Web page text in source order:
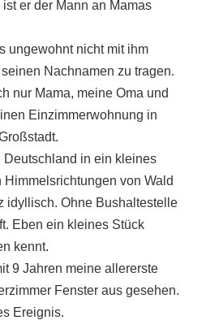
er der Mann an Mamas
ungewohnt nicht mit ihm
Nachnamen zu tragen.
nur Mama, meine Oma und
Einzimmerwohnung in
in ein kleines
von Wald
idyllisch. Ohne Bushaltestelle
Eben ein kleines Stück
kennt.
9 Jahren meine allererste
Fenster aus gesehen.
Ereignis.